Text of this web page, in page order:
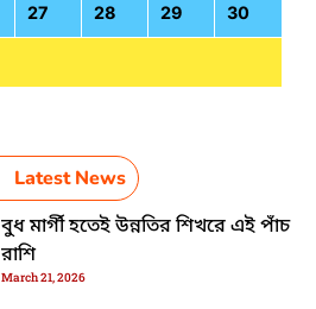
27 28 29 30
Latest News
বুধ মার্গী হতেই উন্নতির শিখরে এই পাঁচ
রাশি
March 21, 2026